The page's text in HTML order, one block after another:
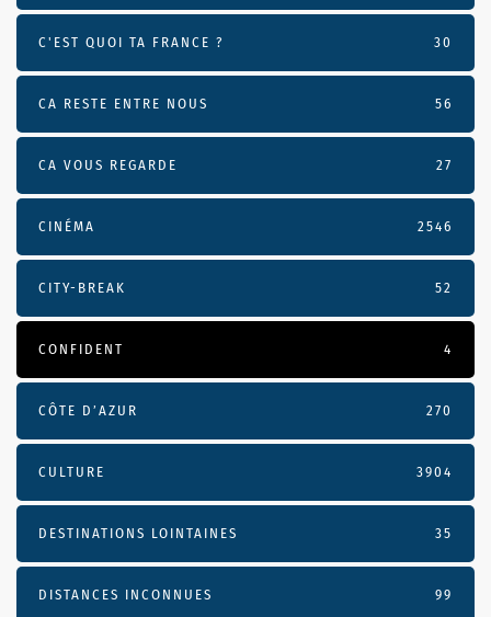
C'EST QUOI TA FRANCE ? 30
CA RESTE ENTRE NOUS 56
CA VOUS REGARDE 27
CINÉMA 2546
CITY-BREAK 52
CONFIDENT 4
CÔTE D’AZUR 270
CULTURE 3904
DESTINATIONS LOINTAINES 35
DISTANCES INCONNUES 99